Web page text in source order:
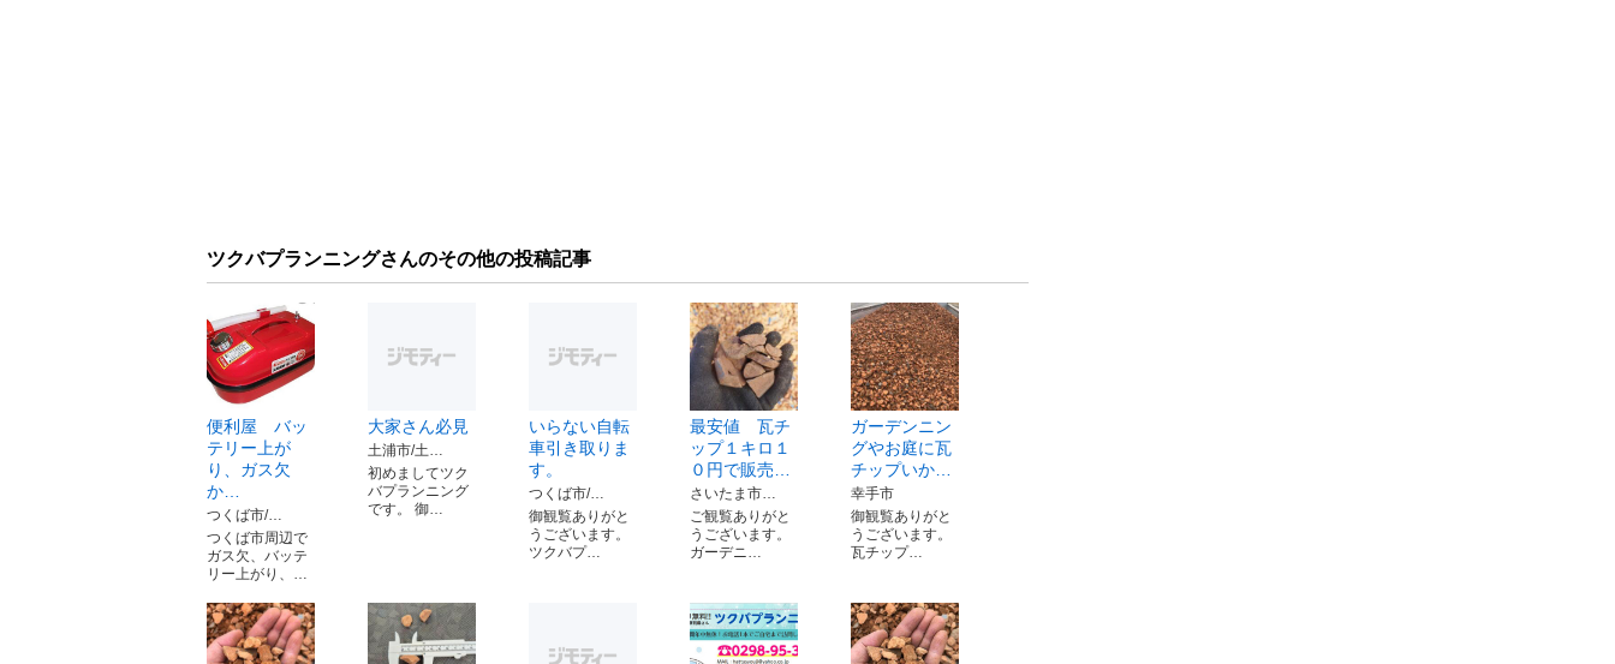
ツクバプランニングさんのその他の投稿記事
便利屋 バッ
テリー上が
り、ガス欠
か…
つくば市/…
つくば市周辺で
ガス欠、バッテ
リー上がり、…
大家さん必見
土浦市/土…
初めましてツク
バプランニング
です。 御…
いらない自転
車引き取りま
す。
つくば市/…
御観覧ありがと
うございます。
ツクバプ…
最安値 瓦チ
ップ１キロ１
０円で販売…
さいたま市…
ご観覧ありがと
うございます。
ガーデニ…
ガーデンニン
グやお庭に瓦
チップいか…
幸手市
御観覧ありがと
うございます。
瓦チップ…